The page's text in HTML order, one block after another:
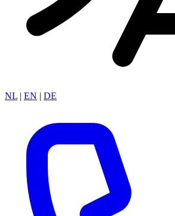
NL | EN | DE